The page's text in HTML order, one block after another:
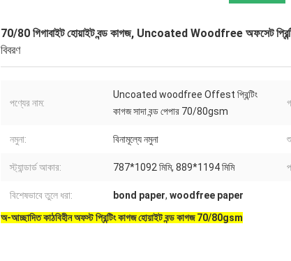
70/80 গিগাবাইট হোয়াইট বন্ড কাগজ, Uncoated Woodfree অফসেট
বিবরণ
পণ্যের নাম:
Uncoated woodfree Offest প্রিন্টিং
কাগজ সাদা বন্ড পেপার 70/80gsm
নমুনা: বিনামূল্যে নমুনা
স্ট্যান্ডার্ড আকার: 787*1092 মিমি, 889*1194 মিমি
বিশেষভাবে তুলে ধরা: bond paper, woodfree paper
অ-আচ্ছাদিত কাঠবিহীন অফস্ট প্রিন্টিং কাগজ হোয়াইট বন্ড কাগজ 70/80gsm